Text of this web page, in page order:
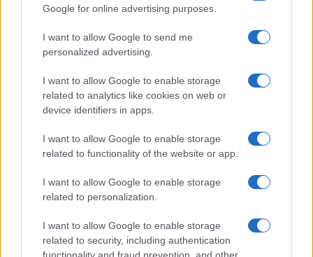
Google for online advertising purposes.
I want to allow Google to send me
personalized advertising.
I want to allow Google to enable storage
related to analytics like cookies on web or
device identifiers in apps.
I want to allow Google to enable storage
related to functionality of the website or app.
I want to allow Google to enable storage
related to personalization.
I want to allow Google to enable storage
related to security, including authentication
Guccini, il cantautore che conquistò Roma con la sua
Letizia Fontana · 7 Ago 2026
PIÙ LETTI
Neurosis
dal 25 al 31 luglio 2026
musica
Harley Flanagan riflette sul futuro dei tour con i Cro-